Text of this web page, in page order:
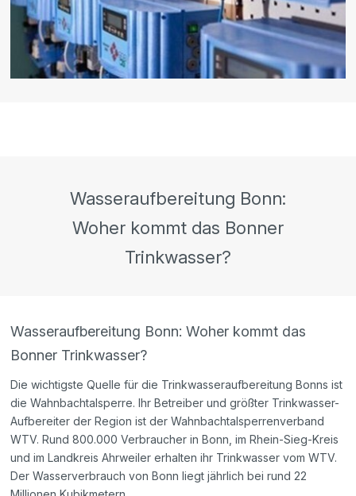
Wasseraufbereitung Bonn:
Woher kommt das Bonner
Trinkwasser?
Wasseraufbereitung Bonn: Woher kommt das
Bonner Trinkwasser?
Die wichtigste Quelle für die Trinkwasseraufbereitung Bonns ist
die Wahnbachtalsperre. Ihr Betreiber und größter Trinkwasser-
Aufbereiter der Region ist der Wahnbachtalsperrenverband
WTV. Rund 800.000 Verbraucher in Bonn, im Rhein-Sieg-Kreis
und im Landkreis Ahrweiler erhalten ihr Trinkwasser vom WTV.
Der Wasserverbrauch von Bonn liegt jährlich bei rund 22